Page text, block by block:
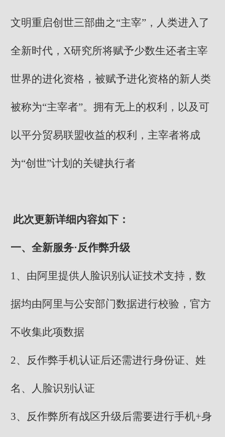
文明重启创世三部曲之“主宰”，人类进入了
全新时代，X研究所将赋予少数生还者主宰
世界的进化资格，被赋予进化资格的新人类
被称为“主宰者”。拥有无上的权利，以及可
以平分贸易联盟收益的权利，主宰者将成
为“创世”计划的关键执行者
此次更新详细内容如下：
一、全新服务·反作弊升级
1、由阿里提供人脸识别认证技术支持，数
据均由阿里与公安部门数据进行校验，官方
不收集此项数据
2、反作弊手机认证后还需进行身份证、姓
名、人脸识别认证
3、反作弊所有战区升级后需要进行手机+身